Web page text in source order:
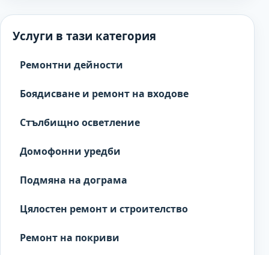
Услуги в тази категория
Ремонтни дейности
Боядисване и ремонт на входове
Стълбищно осветление
Домофонни уредби
Подмяна на дограма
Цялостен ремонт и строителство
Ремонт на покриви